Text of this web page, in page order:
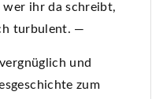
wer ihr da schreibt,
turbulent. —
und
zum